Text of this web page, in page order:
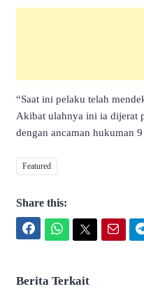
“Saat ini pelaku telah
Akibat ulahnya ini ia dijerat
dengan ancaman hukuman
Featured
Share this:
Berita Terkait